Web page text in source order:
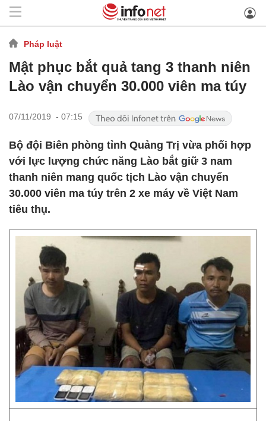
Pháp luật
Mật phục bắt quả tang 3 thanh niên
Lào vận chuyển 30.000 viên ma túy
07/11/2019 - 07:15
Bộ đội Biên phòng tỉnh Quảng Trị vừa phối hợp
với lực lượng chức năng Lào bắt giữ 3 nam
thanh niên mang quốc tịch Lào vận chuyển
30.000 viên ma túy trên 2 xe máy về Việt Nam
tiêu thụ.